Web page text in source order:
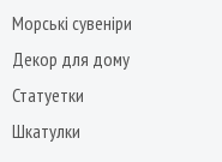
Морські сувеніри
Декор для дому
Статуетки
Шкатулки